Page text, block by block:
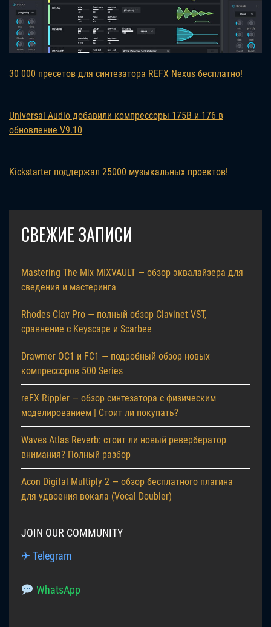
30 000 пресетов для синтезатора REFX Nexus бесплатно!
Universal Audio добавили компрессоры 175B и 176 в
обновление V9.10
Kickstarter поддержал 25000 музыкальных проектов!
СВЕЖИЕ ЗАПИСИ
Mastering The Mix MIXVAULT — обзор эквалайзера для
сведения и мастеринга
Rhodes Clav Pro — полный обзор Clavinet VST,
сравнение с Keyscape и Scarbee
Drawmer OC1 и FC1 — подробный обзор новых
компрессоров 500 Series
reFX Rippler — обзор синтезатора с физическим
моделированием | Стоит ли покупать?
Waves Atlas Reverb: стоит ли новый ревербератор
внимания? Полный разбор
Acon Digital Multiply 2 — обзор бесплатного плагина
для удвоения вокала (Vocal Doubler)
JOIN OUR COMMUNITY
✈ Telegram
WhatsApp